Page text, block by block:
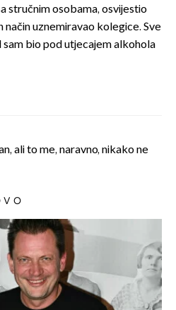
stručnim osobama, osvijestio
način uznemiravao kolegice. Sve
bio pod utjecajem alkohola
ali to me, naravno, nikako ne